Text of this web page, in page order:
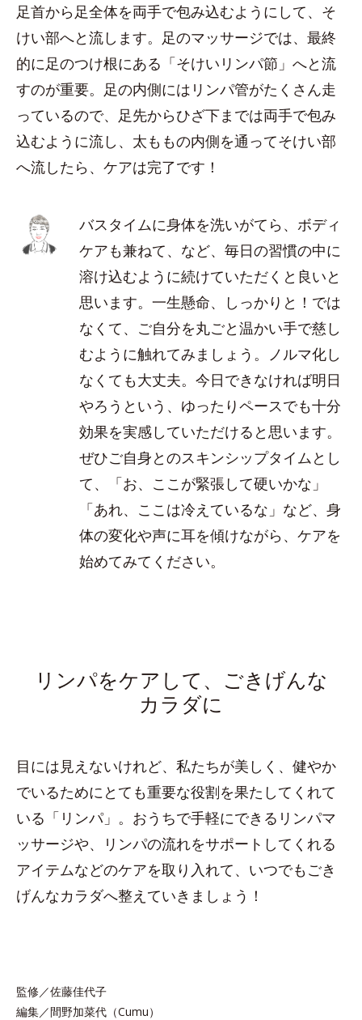
足首から足全体を両手で包み込むようにして、そ
けい部へと流します。足のマッサージでは、最終
的に足のつけ根にある「そけいリンパ節」へと流
すのが重要。足の内側にはリンパ管がたくさん走
っているので、足先からひざ下までは両手で包み
込むように流し、太ももの内側を通ってそけい部
へ流したら、ケアは完了です！
バスタイムに身体を洗いがてら、ボディ
ケアも兼ねて、など、毎日の習慣の中に
溶け込むように続けていただくと良いと
思います。一生懸命、しっかりと！では
なくて、ご自分を丸ごと温かい手で慈し
むように触れてみましょう。ノルマ化し
なくても大丈夫。今日できなければ明日
やろうという、ゆったりペースでも十分
効果を実感していただけると思います。
ぜひご自身とのスキンシップタイムとし
て、「お、ここが緊張して硬いかな」
「あれ、ここは冷えているな」など、身
体の変化や声に耳を傾けながら、ケアを
始めてみてください。
リンパをケアして、ごきげんな
カラダに
目には見えないけれど、私たちが美しく、健やか
でいるためにとても重要な役割を果たしてくれて
いる「リンパ」。おうちで手軽にできるリンパマ
ッサージや、リンパの流れをサポートしてくれる
アイテムなどのケアを取り入れて、いつでもごき
げんなカラダへ整えていきましょう！
監修／佐藤佳代子
編集／間野加菜代（Cumu）